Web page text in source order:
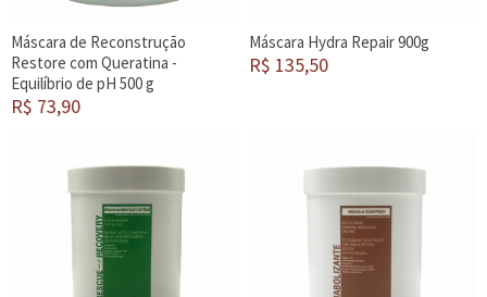
Máscara de Reconstrução
Restore com Queratina -
Equilíbrio de pH 500 g
R$ 73,90
Máscara Hydra Repair 900g
R$ 135,50